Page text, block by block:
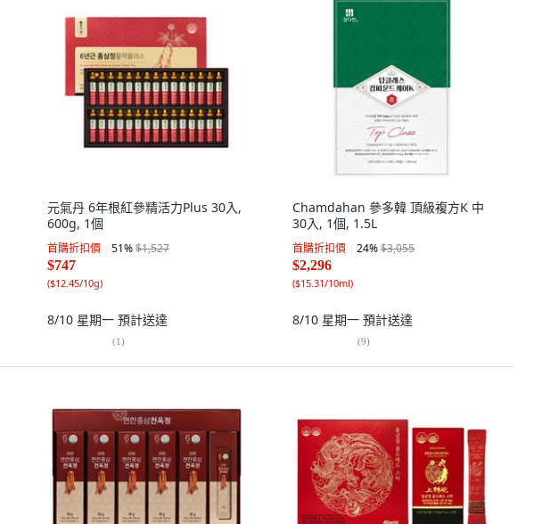
元氣丹 6年根紅參精活力Plus 30入,
600g, 1個
首購折扣價 51%$1,527
$747
($12.45/10g)
8/10 星期一 預計送達
(1)
Chamdahan 參多韓 頂級複方K 中
30入, 1個, 1.5L
首購折扣價 24%$3,055
$2,296
($15.31/10ml)
8/10 星期一 預計送達
(9)